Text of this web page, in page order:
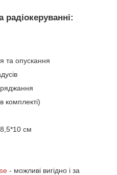
радіокеруванні:
та опускання
комплекті)
см
- можливі вигідно і за